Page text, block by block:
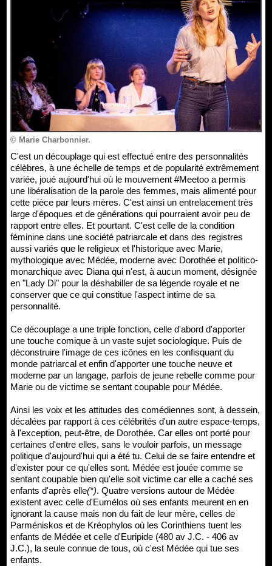
© Marie Charbonnier.
C'est un découplage qui est effectué entre des personnalités
célèbres, à une échelle de temps et de popularité extrêmement
variée, joué aujourd'hui où le mouvement #Meetoo a permis
une libéralisation de la parole des femmes, mais alimenté pour
cette pièce par leurs mères. C'est ainsi un entrelacement très
large d'époques et de générations qui pourraient avoir peu de
rapport entre elles. Et pourtant. C'est celle de la condition
féminine dans une société patriarcale et dans des registres
aussi variés que le religieux et l'historique avec Marie,
mythologique avec Médée, moderne avec Dorothée et politico-
monarchique avec Diana qui n'est, à aucun moment, désignée
en "Lady Di" pour la déshabiller de sa légende royale et ne
conserver que ce qui constitue l'aspect intime de sa
personnalité.
Ce découplage a une triple fonction, celle d'abord d'apporter
une touche comique à un vaste sujet sociologique. Puis de
déconstruire l'image de ces icônes en les confisquant du
monde patriarcal et enfin d'apporter une touche neuve et
moderne par un langage, parfois de jeune rebelle comme pour
Marie ou de victime se sentant coupable pour Médée.
Ainsi les voix et les attitudes des comédiennes sont, à dessein,
décalées par rapport à ces célébrités d'un autre espace-temps,
à l'exception, peut-être, de Dorothée. Car elles ont porté pour
certaines d'entre elles, sans le vouloir parfois, un message
politique d'aujourd'hui qui a été tu. Celui de se faire entendre et
d'exister pour ce qu'elles sont. Médée est jouée comme se
sentant coupable bien qu'elle soit victime car elle a caché ses
enfants d'après elle(*). Quatre versions autour de Médée
existent avec celle d'Eumélos où ses enfants meurent en en
ignorant la cause mais non du fait de leur mère, celles de
Parméniskos et de Kréophylos où les Corinthiens tuent les
enfants de Médée et celle d'Euripide (480 av J.C. - 406 av
J.C.), la seule connue de tous, où c'est Médée qui tue ses
enfants.